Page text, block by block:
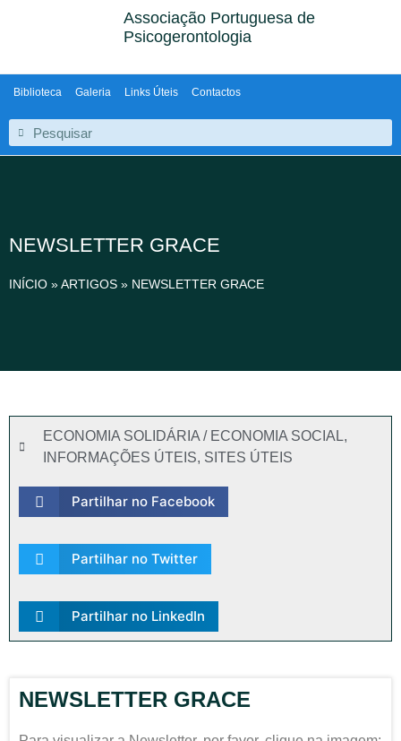
Associação Portuguesa de
Psicogerontologia
Biblioteca Galeria Links Úteis Contactos
NEWSLETTER GRACE
INÍCIO »ARTIGOS » NEWSLETTER GRACE
ECONOMIA SOLIDÁRIA / ECONOMIA SOCIAL,
INFORMAÇÕES ÚTEIS, SITES ÚTEIS
Partilhar no Facebook
Partilhar no Twitter
Partilhar no LinkedIn
NEWSLETTER GRACE